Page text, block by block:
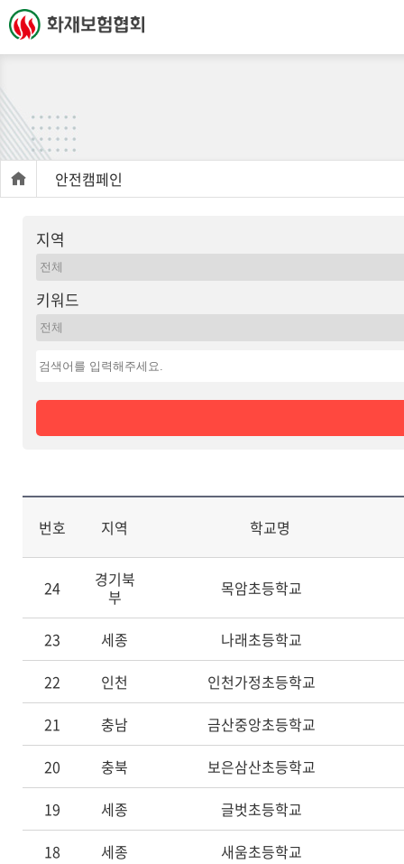
안전캠페인
지역
키워드
번호 지역 학교명
24
경기북
부
목암초등학교
23 세종
나래초등학교
22
인천
인천가정초등학교
21
충남
금산중앙초등학교
20
충북
보은삼산초등학교
19
세종
글벗초등학교
18
세종
새움초등학교